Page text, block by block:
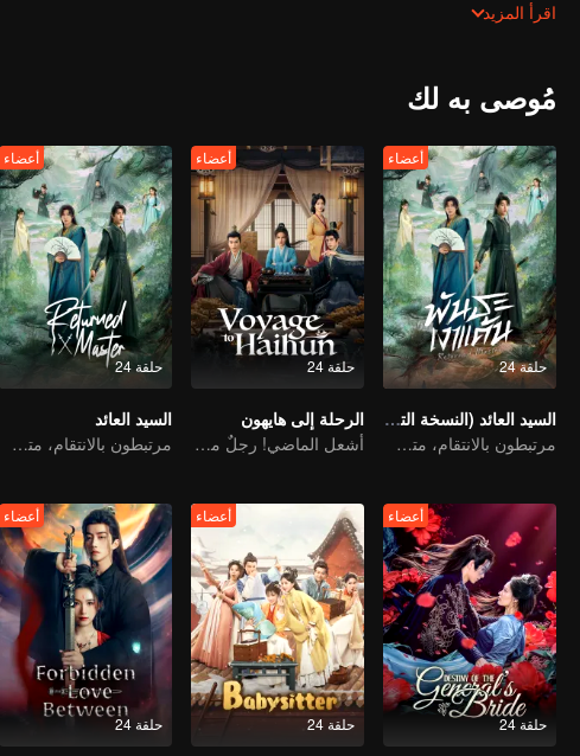
اقرأ المزيد
مُوصى به لك
حلقة 24
أعضاء
السيد العائد (النسخة التايلاندية)
مرتبطون بالانتقام، متشابكون مع القدر
حلقة 24
أعضاء
الرحلة إلى هايهون
أشعل الماضي! رجلٌ مسافرٌ عبر الزمن يُعيد كتابة مصير الإمبراطور المخلوع
حلقة 24
أعضاء
السيد العائد
مرتبطون بالانتقام، متشابكون مع القدر
حلقة 24
أعضاء
حلقة 24
أعضاء
حلقة 24
أعضاء